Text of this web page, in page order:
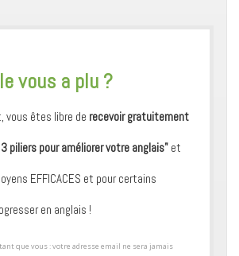
vous a plu ?
vous êtes libre de recevoir gratuitement
piliers pour améliorer votre anglais" et
​EFFICACES et pour certains
en anglais !
que vous : votre adresse email ne sera jamais